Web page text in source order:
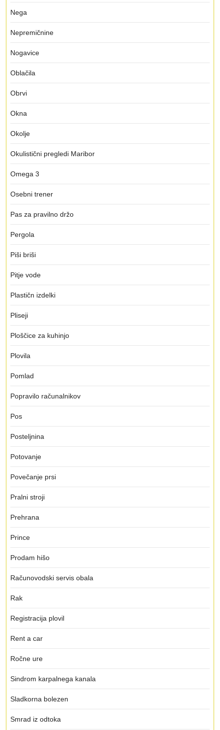
Nega
Nepremičnine
Nogavice
Oblačila
Obrvi
Okna
Okolje
Okulistični pregledi Maribor
Omega 3
Osebni trener
Pas za pravilno držo
Pergola
Piši briši
Pitje vode
Plastičn izdelki
Pliseji
Ploščice za kuhinjo
Plovila
Pomlad
Popravilo računalnikov
Pos
Posteljnina
Potovanje
Povečanje prsi
Pralni stroji
Prehrana
Prince
Prodam hišo
Računovodski servis obala
Rak
Registracija plovil
Rent a car
Ročne ure
Sindrom karpalnega kanala
Sladkorna bolezen
Smrad iz odtoka